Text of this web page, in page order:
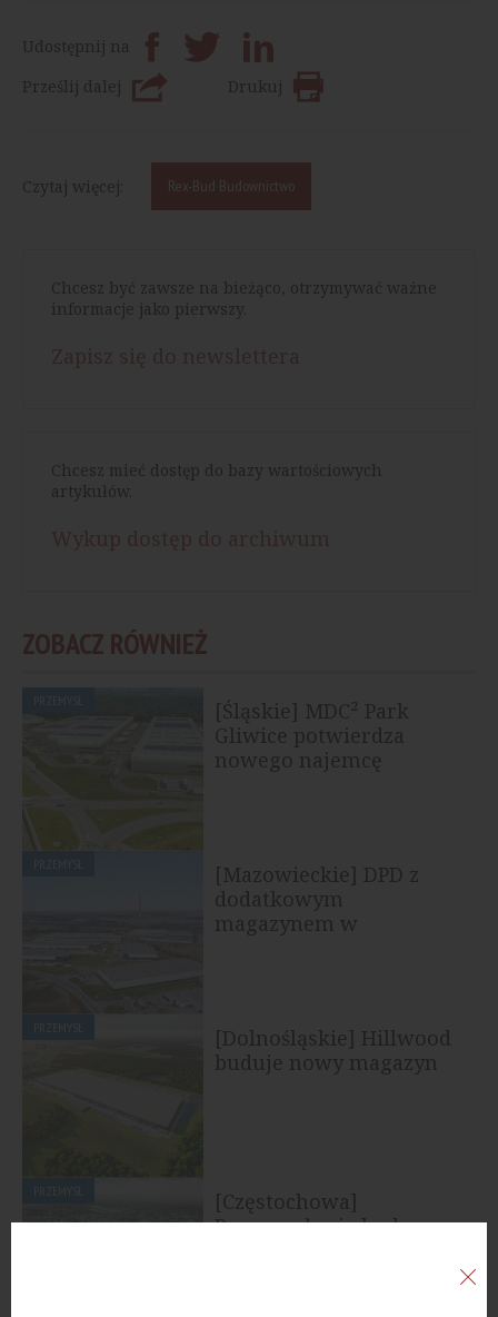
Udostępnij na
Prześlij dalej
Drukuj
Czytaj więcej: Rex-Bud Budownictwo
Chcesz być zawsze na bieżąco, otrzymywać ważne
informacje jako pierwszy.
Chcesz mieć dostęp do bazy wartościowych
artykułów.
ZOBACZ RÓWNIEŻ
[Śląskie] MDC² Park
Gliwice potwierdza
nowego najemcę
[Mazowieckie] DPD z
dodatkowym
magazynem w
[Dolnośląskie] Hillwood
buduje nowy magazyn
[Częstochowa]
Rozpoczęła się budowa